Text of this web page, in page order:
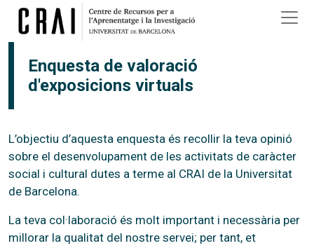
Vés al contingut
Enquesta de valoració
d'exposicions virtuals
L’objectiu d’aquesta enquesta és recollir la teva opinió
sobre el desenvolupament de les activitats de caràcter
social i cultural dutes a terme al CRAI de la Universitat
de Barcelona.
La teva col·laboració és molt important i necessària per
millorar la qualitat del nostre servei; per tant, et